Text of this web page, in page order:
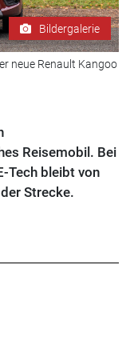
Bildergalerie
neue Renault Kangoo
Reisemobil. Bei
Tech bleibt von
Strecke.